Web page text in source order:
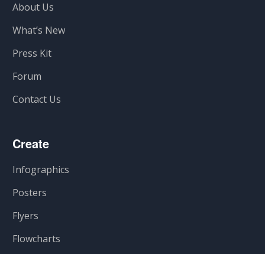
About Us
What’s New
Press Kit
Forum
Contact Us
Create
Infographics
Posters
Flyers
Flowcharts